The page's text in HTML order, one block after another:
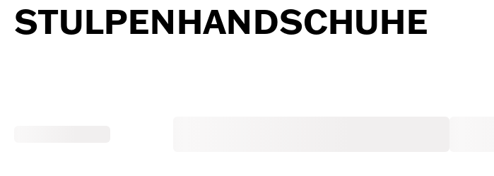
STULPENHANDSCHUHE